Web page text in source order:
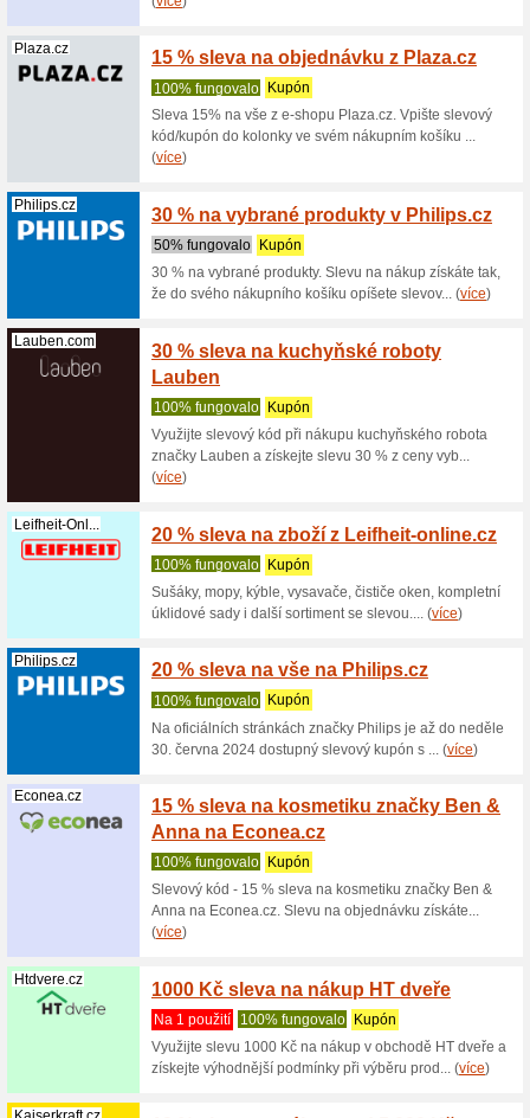
Leifheit-Onl... 10 %
100%
Sleva na
získáte
Nejzidle.cz
100
100%
Slevový
Benlemi.cz
200
100%